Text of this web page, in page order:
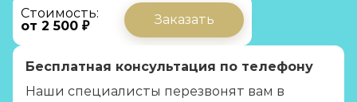
Стоимость:
от 2 500 ₽
Заказать
Бесплатная консультация по телефону
Наши специалисты перезвонят вам в